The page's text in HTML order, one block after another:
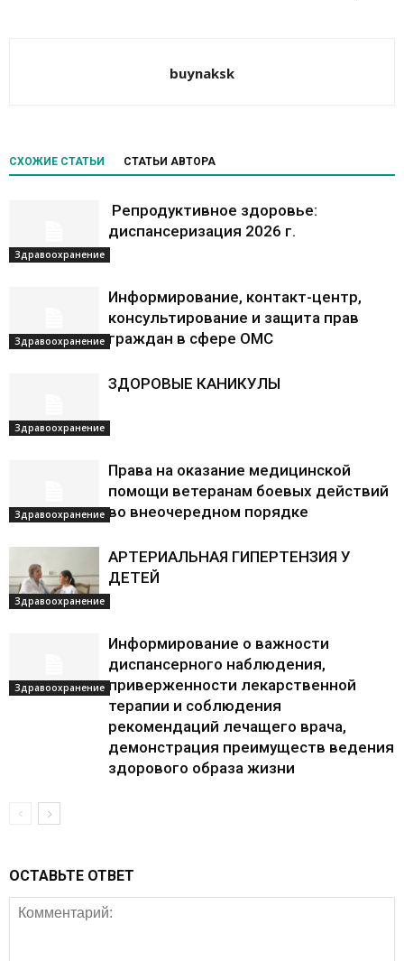
buynaksk
СХОЖИЕ СТАТЬИ СТАТЬИ АВТОРА
Здравоохранение
Репродуктивное здоровье:
диспансеризация 2026 г.
Здравоохранение
Информирование, контакт-центр,
консультирование и защита прав
граждан в сфере ОМС
Здравоохранение
ЗДОРОВЫЕ КАНИКУЛЫ
Здравоохранение
Права на оказание медицинской
помощи ветеранам боевых действий
во внеочередном порядке
Здравоохранение
АРТЕРИАЛЬНАЯ ГИПЕРТЕНЗИЯ У
ДЕТЕЙ
Здравоохранение
Информирование о важности
диспансерного наблюдения,
приверженности лекарственной
терапии и соблюдения
рекомендаций лечащего врача,
демонстрация преимуществ ведения
здорового образа жизни
ОСТАВЬТЕ ОТВЕТ